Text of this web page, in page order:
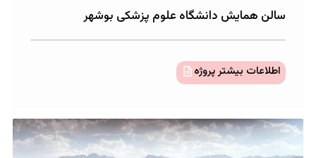
دانشگاه علوم پزشکی بوشهر
بیشتر پروژه